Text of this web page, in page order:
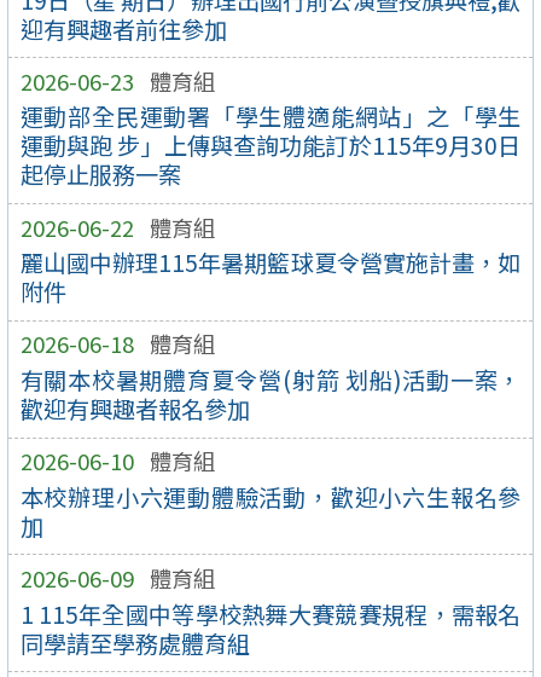
迎有興趣者前往參加
2026-06-23 體育組
運動部全民運動署「學生體適能網站」之「學生
運動與跑 步」上傳與查詢功能訂於115年9月30日
起停止服務一案
2026-06-22 體育組
麗山國中辦理115年暑期籃球夏令營實施計畫，如
附件
2026-06-18 體育組
有關本校暑期體育夏令營(射箭 划船)活動一案，
歡迎有興趣者報名參加
2026-06-10 體育組
本校辦理小六運動體驗活動，歡迎小六生報名參
加
2026-06-09 體育組
1 115年全國中等學校熱舞大賽競賽規程，需報名
同學請至學務處體育組